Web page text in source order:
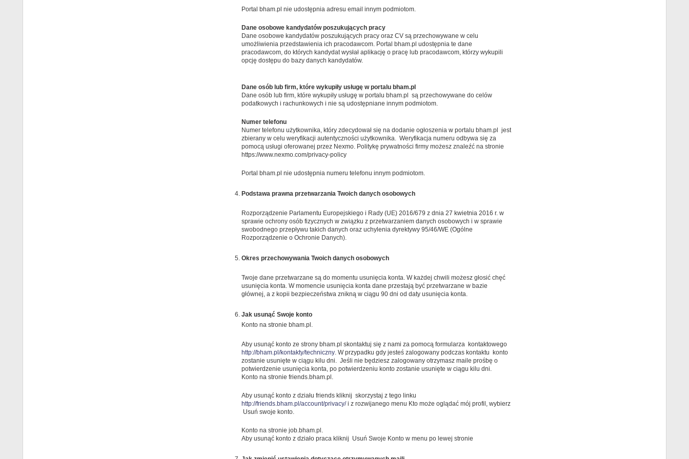
Portal bham.pl nie udostępnia adresu email innym podmiotom.
Dane osobowe kandydatów poszukujących pracy
Dane osobowe kandydatów poszukujących pracy oraz CV są przechowywane w celu
umożliwienia przedstawienia ich pracodawcom. Portal bham.pl udostępnia te dane
pracodawcom, do których kandydat wysłał aplikację o pracę lub pracodawcom, którzy wykupili
opcję dostępu do bazy danych kandydatów.
Dane osób lub firm, które wykupiły usługę w portalu bham.pl
Dane osób lub firm, które wykupiły usługę w portalu bham.pl są przechowywane do celów
podatkowych i rachunkowych i nie są udostępniane innym podmiotom.
Numer telefonu
Numer telefonu użytkownika, który zdecydował się na dodanie ogłoszenia w portalu bham.pl jest
zbierany w celu weryfikacji autentyczności użytkownika. Weryfikacja numeru odbywa się za
pomocą usługi oferowanej przez Nexmo. Politykę prywatności firmy możesz znaleźć na stronie
https://www.nexmo.com/privacy-policy
Portal bham.pl nie udostępnia numeru telefonu innym podmiotom.
Podstawa prawna przetwarzania Twoich danych osobowych
Rozporządzenie Parlamentu Europejskiego i Rady (UE) 2016/679 z dnia 27 kwietnia 2016 r. w
sprawie ochrony osób fizycznych w związku z przetwarzaniem danych osobowych i w sprawie
swobodnego przepływu takich danych oraz uchylenia dyrektywy 95/46/WE (Ogólne
Rozporządzenie o Ochronie Danych).
Okres przechowywania Twoich danych osobowych
Twoje dane przetwarzane są do momentu usunięcia konta. W każdej chwili możesz głosić chęć
usunięcia konta. W momencie usunięcia konta dane przestają być przetwarzane w bazie
głównej, a z kopii bezpieczeństwa znikną w ciągu 90 dni od daty usunięcia konta.
Jak usunąć Swoje konto
Konto na stronie bham.pl.
Aby usunąć konto ze strony bham.pl skontaktuj się z nami za pomocą formularza kontaktowego
http://bham.pl/kontakty/techniczny. W przypadku gdy jesteś zalogowany podczas kontaktu konto
zostanie usunięte w ciągu kilu dni. Jeśli nie będziesz zalogowany otrzymasz maile prośbę o
potwierdzenie usunięcia konta, po potwierdzeniu konto zostanie usunięte w ciągu kilu dni.
Konto na stronie friends.bham.pl.
Aby usunąć konto z działu friends kliknij skorzystaj z tego linku
http://friends.bham.pl/account/privacy/i z rozwijanego menu Kto może oglądać mój profil, wybierz
Usuń swoje konto.
Konto na stronie job.bham.pl.
Aby usunąć konto z działo praca kliknij Usuń Swoje Konto w menu po lewej stronie